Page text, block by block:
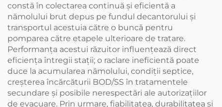
constă în colectarea continuă și eficientă a
nămolului brut depus pe fundul decantorului și
transportul acestuia către o buncă pentru
pomparea către etapele ulterioare de tratare.
Performanța acestui răzuitor influențează direct
eficiența întregii stații; o raclare ineficientă poate
duce la acumularea nămolului, condiții septice,
creșterea încărcăturii BOD/SS în tratamentele
secundare și posibile nerespectări ale autorizațiilor
de evacuare. Prin urmare, fiabilitatea, durabilitatea și